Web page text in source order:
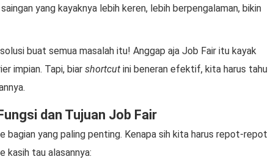
yang kayaknya lebih keren, lebih berpengalaman, bikin
buat semua masalah itu! Anggap aja Job Fair itu kayak
impian. Tapi, biar shortcut ini beneran efektif, kita harus tahu
dan Tujuan Job Fair
bagian yang paling penting. Kenapa sih kita harus repot-repot
kasih tau alasannya: